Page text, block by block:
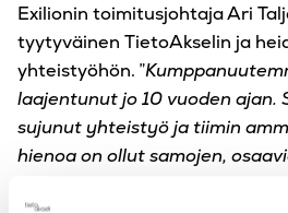
Exilionin toimitusjohtaja Ari
tyytyväinen TietoAkselin ja
yhteistyöhön. ”
laajentunut jo 10 vuoden ajan.
sujunut yhteistyö ja tiimin
hienoa on ollut samojen,